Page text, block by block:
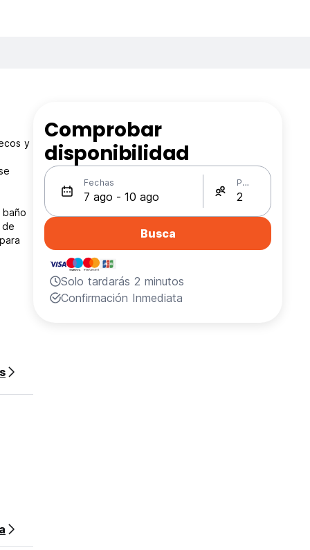
y
Comprobar
disponibilidad
Fechas Personas
Busca
Solo tardarás 2 minutos
Confirmación Inmediata